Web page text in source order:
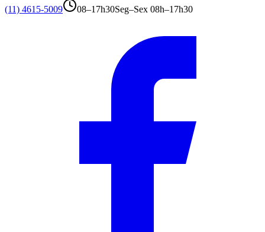
(11) 4615-5009 08–17h30Seg–Sex 08h–17h30